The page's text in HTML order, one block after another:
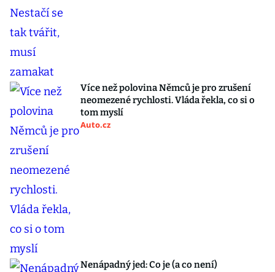
Více než polovina Němců je pro zrušení
neomezené rychlosti. Vláda řekla, co si o
tom myslí
Auto.cz
Nenápadný jed: Co je (a co není)